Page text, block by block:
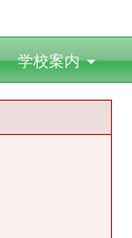
学校案内